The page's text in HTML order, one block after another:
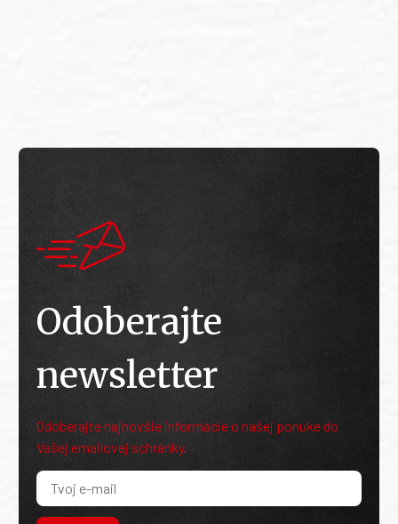
Odoberajte
newsletter
Odoberajte najnovšie informácie o našej ponuke do
Vašej emailovej schránky.